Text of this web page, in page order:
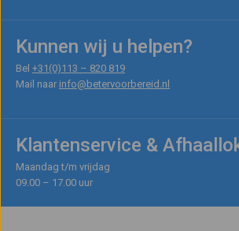
Kunnen wij u helpen?
Bel +31(0)113 – 820 819
Mail naar info@betervoorbereid.nl
Klantenservice &
Maandag t/m vrijdag
09.00 – 17.00 uur